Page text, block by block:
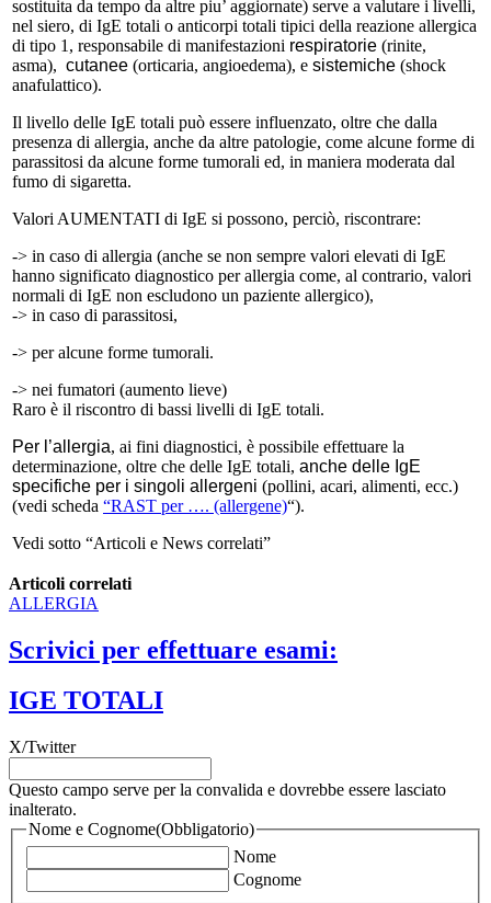
sostituita da tempo da altre piu’ aggiornate) serve a valutare i livelli,
nel siero, di IgE totali o anticorpi totali tipici della reazione allergica
di tipo 1, responsabile di manifestazioni respiratorie (rinite,
asma), cutanee (orticaria, angioedema), e sistemiche (shock
anafulattico).
Il livello delle IgE totali può essere influenzato, oltre che dalla
presenza di allergia, anche da altre patologie, come alcune forme di
parassitosi da alcune forme tumorali ed, in maniera moderata dal
fumo di sigaretta.
Valori AUMENTATI di IgE si possono, perciò, riscontrare:
-> in caso di allergia (anche se non sempre valori elevati di IgE
hanno significato diagnostico per allergia come, al contrario, valori
normali di IgE non escludono un paziente allergico),
-> in caso di parassitosi,
-> per alcune forme tumorali.
-> nei fumatori (aumento lieve)
Raro è il riscontro di bassi livelli di IgE totali.
Per l’allergia, ai fini diagnostici, è possibile effettuare la
determinazione, oltre che delle IgE totali, anche delle IgE
specifiche per i singoli allergeni (pollini, acari, alimenti, ecc.)
(vedi scheda “RAST per …. (allergene)“).
Vedi sotto “Articoli e News correlati”
Articoli correlati
ALLERGIA
Scrivici per effettuare esami:
IGE TOTALI
X/Twitter
Questo campo serve per la convalida e dovrebbe essere lasciato
inalterato.
Nome e Cognome(Obbligatorio)
Nome
Cognome